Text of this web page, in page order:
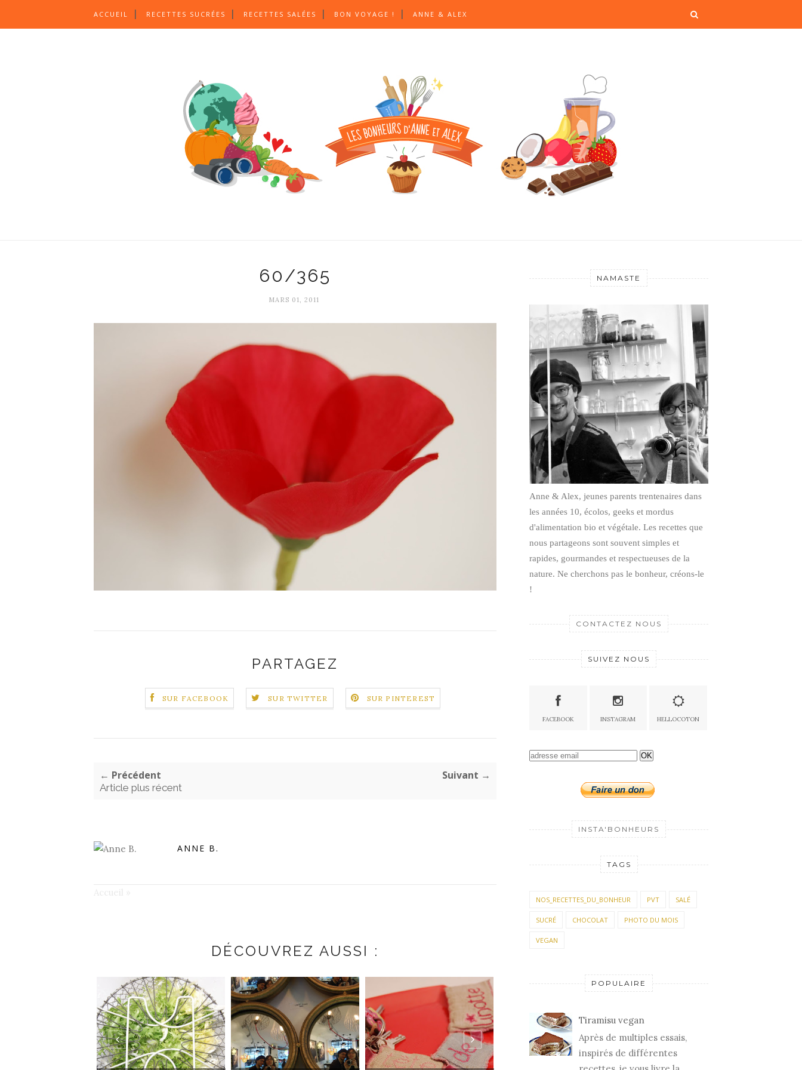
ACCUEIL RECETTES SUCRÉES RECETTES SALÉES BON VOYAGE ! ANNE & ALEX
60/365
MARS 01, 2011
PARTAGEZ
SUR FACEBOOK SUR TWITTER SUR PINTEREST
← Précédent
Article plus récent
Suivant →
ANNE B.
DÉCOUVREZ AUSSI :
NAMASTE
Anne & Alex, jeunes parents trentenaires dans
les années 10, écolos, geeks et mordus
d'alimentation bio et végétale. Les recettes que
nous partageons sont souvent simples et
rapides, gourmandes et respectueuses de la
nature. Ne cherchons pas le bonheur, créons-le
!
CONTACTEZ NOUS
SUIVEZ NOUS
FACEBOOK INSTAGRAM HELLOCOTON
OK
INSTA'BONHEURS
TAGS
NOS_RECETTES_DU_BONHEUR PVT SALÉ
SUCRÉ CHOCOLAT PHOTO DU MOIS
VEGAN
POPULAIRE
Tiramisu vegan
Après de multiples essais,
inspirés de différentes